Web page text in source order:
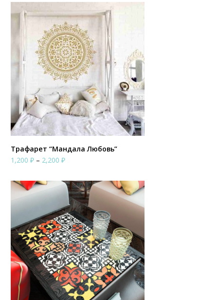
Трафарет “Мандала Любовь”
1,200₽ – 2,200₽Диапазон
1,200 ₽
–
2,200 ₽